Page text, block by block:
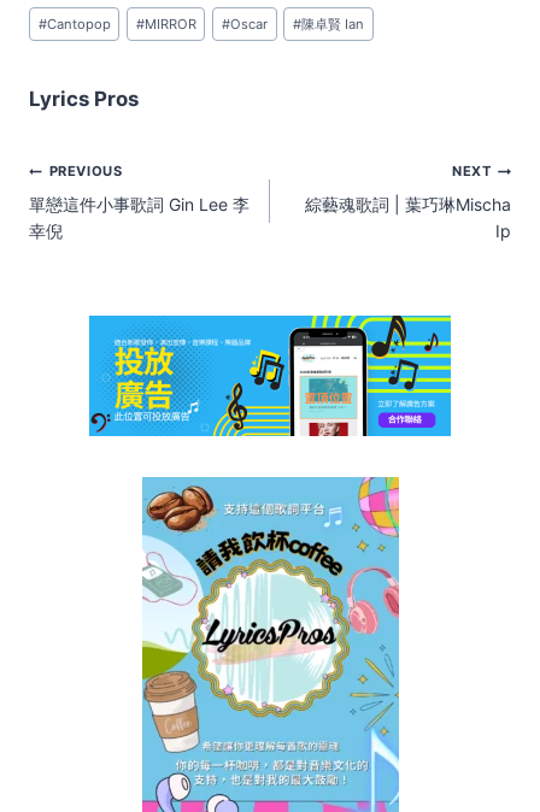
Post
Tags:
#Cantopop #MIRROR #Oscar #陳卓賢 Ian
Lyrics Pros
Post
navigation
PREVIOUS
單戀這件小事歌詞 Gin Lee 李
幸倪
NEXT
綜藝魂歌詞 | 葉巧琳Mischa
Ip